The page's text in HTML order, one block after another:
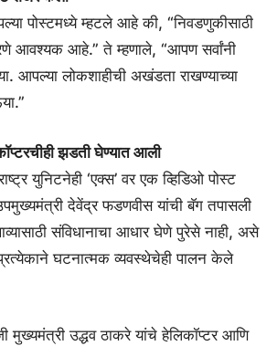
पोस्टमध्ये म्हटले आहे की, “निवडणुकीसाठी
आवश्यक आहे.” ते म्हणाले, “आपण सर्वांनी
आपल्या लोकशाहीची अखंडता राखण्याच्या
झडती घेण्यात आली
युनिटनेही ‘एक्स’ वर एक व्हिडिओ पोस्ट
देवेंद्र फडणवीस यांची बॅग तपासली
संविधानाचा आधार घेणे पुरेसे नाही, असे
घटनात्मक व्यवस्थेचेही पालन केले
मुख्यमंत्री उद्धव ठाकरे यांचे हेलिकॉप्टर आणि